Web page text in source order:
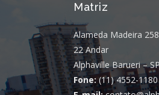
Matriz
Alameda Madeira
22 Andar
Alphaville Barueri – SP
Fone: (11) 4552-1180